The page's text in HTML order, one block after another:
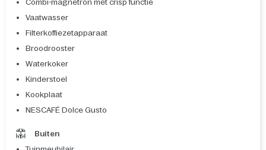
Combi-magnetron met crisp functie
Vaatwasser
Filterkoffiezetapparaat
Broodrooster
Waterkoker
Kinderstoel
Kookplaat
NESCAFÉ Dolce Gusto
Buiten